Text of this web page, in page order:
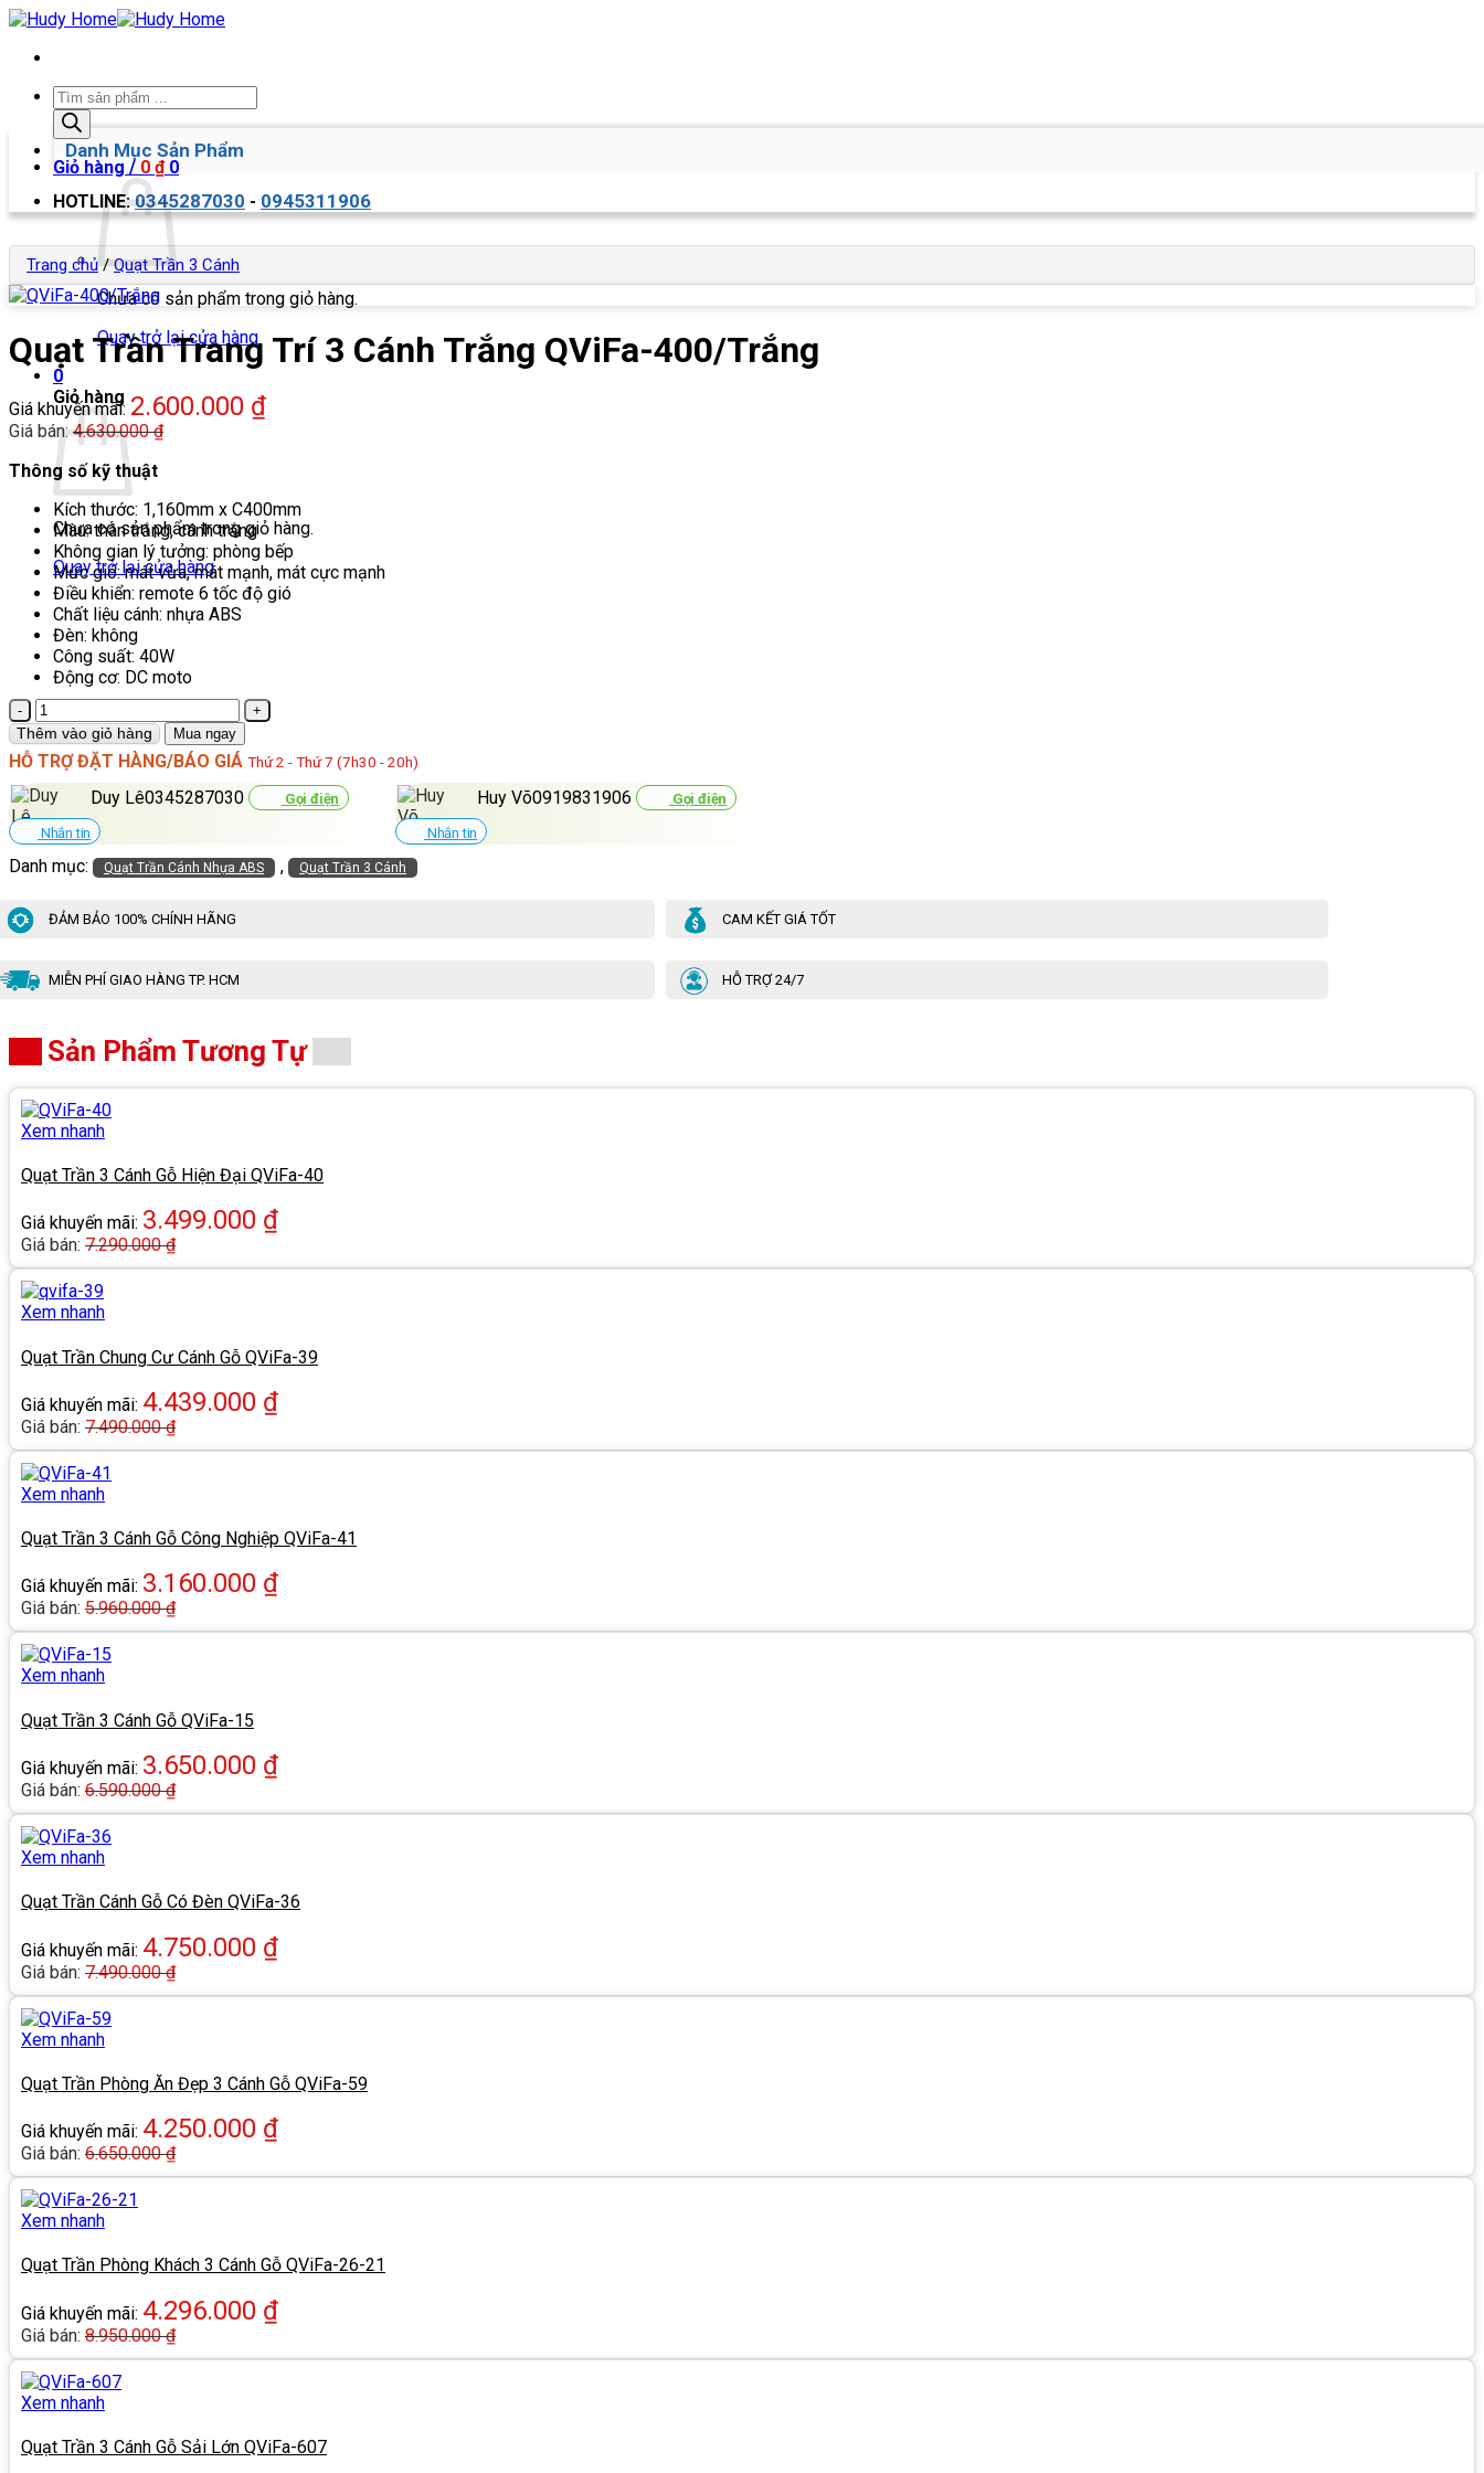
Bỏ
Tìm
kiếm
sản
phẩm
Giỏ hàng / 0 ₫ 0
Chưa có sản phẩm trong giỏ hàng.
Quay trở lại cửa hàng
0
Giỏ hàng
Chưa có sản phẩm trong giỏ hàng.
Quay trở lại cửa hàng
Danh Mục Sản Phẩm
HOTLINE:0345287030 - 0945311906
Trang chủ / Quạt Trần 3 Cánh
Quạt Trần Trang Trí 3 Cánh Trắng QViFa-400/Trắng
Giá khuyến mãi: 2.600.000 ₫
Giá bán:4.630.000₫
Thông số kỹ thuật
Kích thước: 1,160mm x C400mm
Màu: thân trắng, cánh trắng
Không gian lý tưởng: phòng bếp
Mức gió:mát vừa, mát mạnh, mát cực mạnh
Điều khiển: remote 6 tốc độ gió
Chất liệu cánh: nhựa ABS
Đèn: không
Công suất: 40W
Động cơ: DC moto
Quạt
Trần
Trang
Trí
3
Cánh
Trắng
QViFa-
400/Trắng
lượng
Thêm vào giỏ hàng Mua ngay
HỖ TRỢ ĐẶT HÀNG/BÁO GIÁ Thứ 2 - Thứ 7 (7h30 - 20h)
Duy Lê0345287030 Gọi điện
Nhắn tin
Huy Võ0919831906 Gọi điện
Nhắn tin
Danh mục: Quạt Trần Cánh Nhựa ABS , Quạt Trần 3 Cánh
ĐẢM BẢO 100% CHÍNH HÃNG CAM KẾT GIÁ TỐT
MIỄN PHÍ GIAO HÀNG TP. HCM HỖ TRỢ 24/7
Sản Phẩm Tương Tự
Xem nhanh
Quạt Trần 3 Cánh Gỗ Hiện Đại QViFa-40
Giá khuyến mãi: 3.499.000 ₫
Giá bán: 7.290.000₫
Xem nhanh
Quạt Trần Chung Cư Cánh Gỗ QViFa-39
Giá khuyến mãi: 4.439.000 ₫
Giá bán: 7.490.000₫
Xem nhanh
Quạt Trần 3 Cánh Gỗ Công Nghiệp QViFa-41
Giá khuyến mãi: 3.160.000 ₫
Giá bán: 5.960.000₫
Xem nhanh
Quạt Trần 3 Cánh Gỗ QViFa-15
Giá khuyến mãi: 3.650.000 ₫
Giá bán: 6.590.000₫
Xem nhanh
Quạt Trần Cánh Gỗ Có Đèn QViFa-36
Giá khuyến mãi: 4.750.000 ₫
Giá bán: 7.490.000₫
Xem nhanh
Quạt Trần Phòng Ăn Đẹp 3 Cánh Gỗ QViFa-59
Giá khuyến mãi: 4.250.000 ₫
Giá bán: 6.650.000₫
Xem nhanh
Quạt Trần Phòng Khách 3 Cánh Gỗ QViFa-26-21
Giá khuyến mãi: 4.296.000 ₫
Giá bán: 8.950.000₫
Xem nhanh
Quạt Trần 3 Cánh Gỗ Sải Lớn QViFa-607